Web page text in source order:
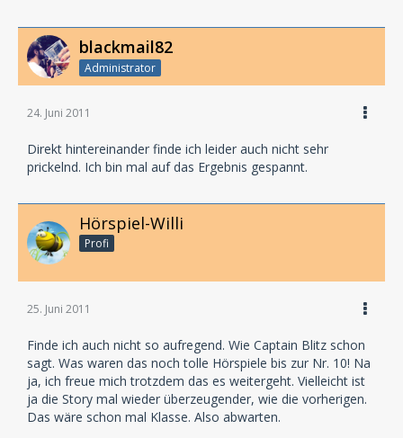
blackmail82
Administrator
24. Juni 2011
Direkt hintereinander finde ich leider auch nicht sehr
prickelnd. Ich bin mal auf das Ergebnis gespannt.
Hörspiel-Willi
Profi
25. Juni 2011
Finde ich auch nicht so aufregend. Wie Captain Blitz schon
sagt. Was waren das noch tolle Hörspiele bis zur Nr. 10! Na
ja, ich freue mich trotzdem das es weitergeht. Vielleicht ist
ja die Story mal wieder überzeugender, wie die vorherigen.
Das wäre schon mal Klasse. Also abwarten.